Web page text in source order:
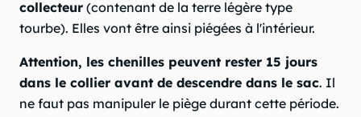
collecteur (contenant de la terre légère type
tourbe). Elles vont être ainsi piégées à l'intérieur.
Attention, les chenilles peuvent rester 15 jours
dans le collier avant de descendre dans le sac. Il
ne faut pas manipuler le piège durant cette période.